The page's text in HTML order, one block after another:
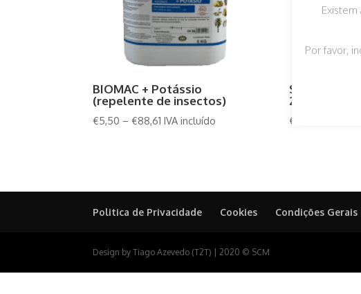
BIOMAC + Potássio
(repelente de insectos)
€5,50 – €88,61 IVA incluído
Shampoo
270ml
€
Politica de Privacidade Cookies Condições Gerais
Design by Tiago Azevedo (T2T) | 2020 © SCM
Por favor,